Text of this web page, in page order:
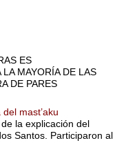
ES
MAYORÍA DE LAS
DE PARES
mast’aku
la explicación del
Santos. Participaron al